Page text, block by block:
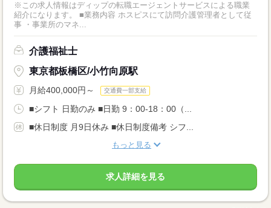
※この求人情報はディップの転職エージェントサービスによる職業
紹介になります。 ■業務内容 ホスピスにて訪問介護管理者として従
事 ・事業所のマネ...
介護福祉士
東京都板橋区/小竹向原駅
月給400,000円～ 交通費一部支給
■シフト 日勤のみ ■日勤 9：00-18：00（...
■休日制度 月9日休み ■休日制度備考 シフ...
もっと見る
求人詳細を見る